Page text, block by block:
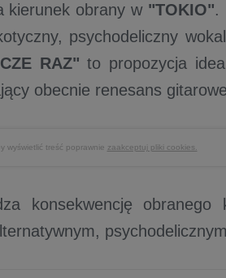
kierunek obrany w "TOKIO".
psychodeliczny
RAZ" to propozycja
obecnie renesans
wyświetlić treść poprawnie zaakceptuj pliki cookies.
konsekwencję obranego